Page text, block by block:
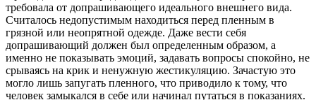
требовала от допрашивающего идеального внешнего вида.
Считалось недопустимым находиться перед пленным в
грязной или неопрятной одежде. Даже вести себя
допрашивающий должен был определенным образом, а
именно не показывать эмоций, задавать вопросы спокойно, не
срываясь на крик и ненужную жестикуляцию. Зачастую это
могло лишь запугать пленного, что приводило к тому, что
человек замыкался в себе или начинал путаться в показаниях.